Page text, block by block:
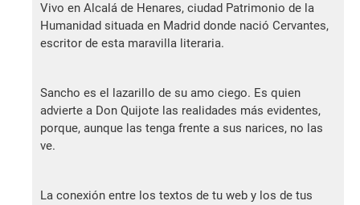
Vivo en Alcalá de Henares, ciudad Patrimonio de la
Humanidad situada en Madrid donde nació Cervantes,
escritor de esta maravilla literaria.
Sancho es el lazarillo de su amo ciego. Es quien
advierte a Don Quijote las realidades más evidentes,
porque, aunque las tenga frente a sus narices, no las
ve.
La conexión entre los textos de tu web y los de tus